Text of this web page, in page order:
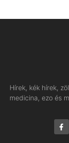
Hírek, kék hírek,
medicina, ezo és